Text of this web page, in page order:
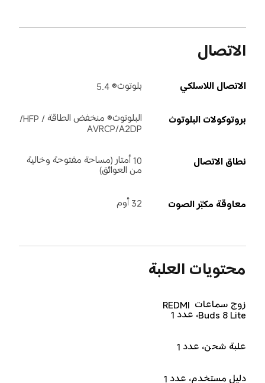
الاتصال
الاتصال اللاسلكي بلوتوث® 5.4
بروتوكولات البلوتوث
البلوتوث® منخفض الطاقة / HFP/‏
A2DP/‏AVRCP
نطاق الاتصال
10 أمتار (مساحة مفتوحة وخالية
من العوائق)
معاوقة مكبّر الصوت 32 أوم
محتويات العلبة
زوج سماعات REDMI
Buds 8 Lite، عدد 1
علبة شحن، عدد 1
دليل مستخدم، عدد 1